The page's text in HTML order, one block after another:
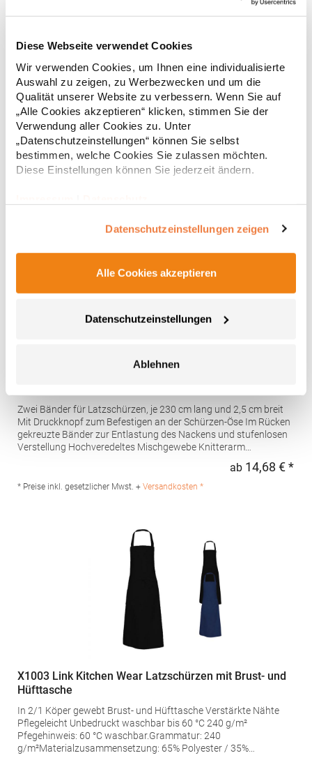
Diese Webseite verwendet Cookies
Wir verwenden Cookies, um Ihnen eine individualisierte
Auswahl zu zeigen, zu Werbezwecken und um die
Qualität unserer Website zu verbessern. Wenn Sie auf
„Alle Cookies akzeptieren“ klicken, stimmen Sie der
Verwendung aller Cookies zu. Unter
„Datenschutzeinstellungen“ können Sie selbst
bestimmen, welche Cookies Sie zulassen möchten.
Diese Einstellungen können Sie jederzeit ändern.
Datenschutzeinstellungen zeigen
Alle Cookies akzeptieren
Datenschutzeinstellungen
Ablehnen
KX152 Korntex Business- und Gastronomie-
Wendegürtel
Korntex®: Entwickelt und entworfen in Deutschland Gürtel mit
Wendefunktion Ein Gürtel, zwei Farben: Schwarz oder Braun Mit
EAN Barcode ausgestattet 130 cmMaterialzusammensetzung:
100% PolyurethanAngaben zur Produktsicherheit: Herst.-Nr.:
KXGTABHersteller: Korntex GmbH Carl-Zeiss-Straße 5 70736
Fellbach Deutschland E-Mail: info@korntex.com
Zwei Bänder für Latzschürzen, je 230 cm lang und 2,5 cm breit
Mit Druckknopf zum Befestigen an der Schürzen-Öse Im Rücken
gekreuzte Bänder zur Entlastung des Nackens und stufenlosen
Verstellung Hochveredeltes Mischgewebe Knitterarm
finishertauglich Pfegehinweis: Industriewäsche geeignet95 °C
waschbarMaterialzusammensetzung: 65% Polyester / 35%
Deutschland E-Mail: info@cginternational.de
ab 14,68 € *
* Preise inkl. gesetzlicher Mwst. + Versandkosten *
X1003 Link Kitchen Wear Latzschürzen mit Brust- und
Hüfttasche
In 2/1 Köper gewebt Brust- und Hüfttasche Verstärkte Nähte
Pflegeleicht Unbedruckt waschbar bis 60 °C 240 g/m²
Pfegehinweis: 60 °C waschbar.Grammatur: 240
g/m²Materialzusammensetzung: 65% Polyester / 35%